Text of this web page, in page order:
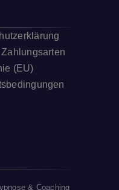
Zahlungsarten
(EU)
& Coaching